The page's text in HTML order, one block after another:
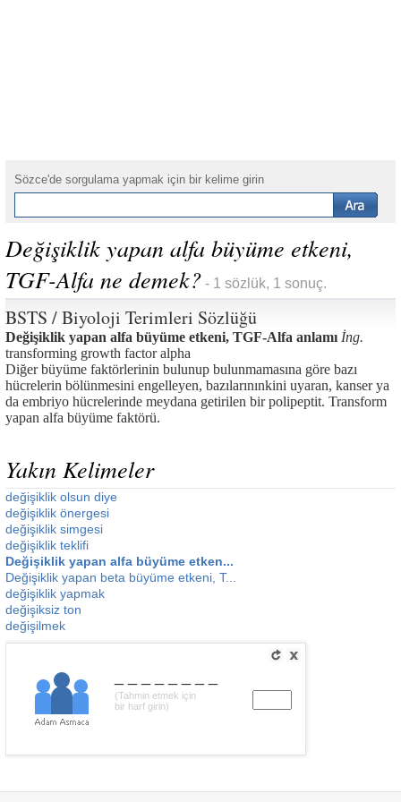
Sözce'de sorgulama yapmak için bir kelime girin
Değişiklik yapan alfa büyüme etkeni,
TGF-Alfa ne demek? - 1 sözlük, 1 sonuç.
BSTS / Biyoloji Terimleri Sözlüğü
Değişiklik yapan alfa büyüme etkeni, TGF-Alfa anlamı İng.
transforming growth factor alpha
Diğer büyüme faktörlerinin bulunup bulunmamasına göre bazı
hücrelerin bölünmesini engelleyen, bazılarınınkini uyaran, kanser ya
da embriyo hücrelerinde meydana getirilen bir polipeptit. Transform
yapan alfa büyüme faktörü.
Yakın Kelimeler
değişiklik olsun diye
değişiklik önergesi
değişiklik simgesi
değişiklik teklifi
Değişiklik yapan alfa büyüme etken...
Değişiklik yapan beta büyüme etkeni, T...
değişiklik yapmak
değişiksiz ton
değişilmek
(Tahmin etmek için
bir harf girin)